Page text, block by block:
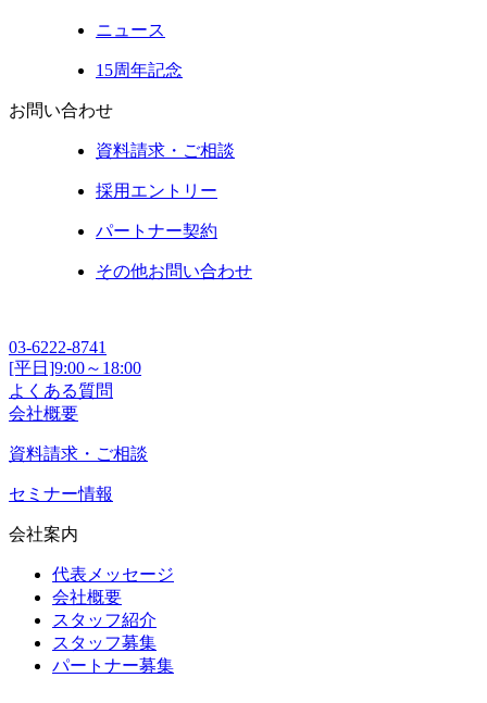
ニュース
15周年記念
お問い合わせ
資料請求・ご相談
採用エントリー
パートナー契約
その他お問い合わせ
03-6222-8741
[平日]9:00～18:00
よくある質問
会社概要
資料請求・ご相談
セミナー情報
会社案内
代表メッセージ
会社概要
スタッフ紹介
スタッフ募集
パートナー募集